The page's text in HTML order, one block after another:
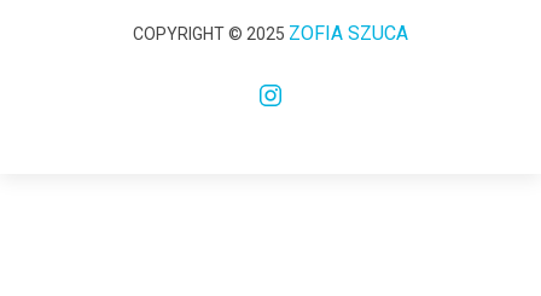
COPYRIGHT © 2025 ZOFIA SZUCA